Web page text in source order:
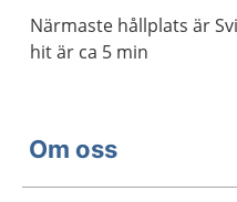
Närmaste hållplats är
hit är ca 5 min
Om oss